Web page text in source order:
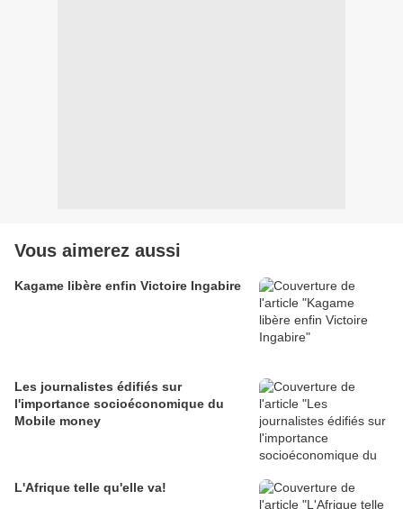
Vous aimerez aussi
Kagame libère enfin Victoire Ingabire
Les journalistes édifiés sur
l'importance socioéconomique du
Mobile money
L'Afrique telle qu'elle va!